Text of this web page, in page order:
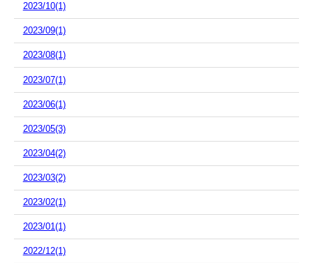
2023/10(1)
2023/09(1)
2023/08(1)
2023/07(1)
2023/06(1)
2023/05(3)
2023/04(2)
2023/03(2)
2023/02(1)
2023/01(1)
2022/12(1)